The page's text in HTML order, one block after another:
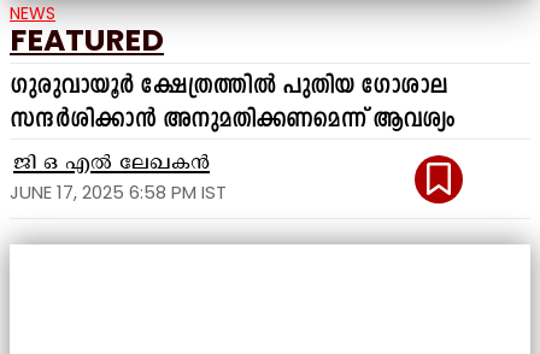
NEWS
FEATURED
ഗുരുവായൂർ ക്ഷേത്രത്തിൽ പുതിയ ഗോശാല
സന്ദർശിക്കാൻ അനുമതിക്കണമെന്ന് ആവശ്യം
ജി ഒ എൽ ലേഖകൻ
JUNE 17, 2025 6:58 PM IST